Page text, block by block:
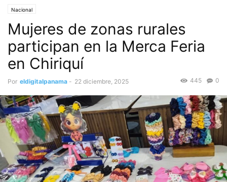
Nacional
Mujeres de zonas rurales
participan en la Merca Feria
en Chiriquí
Por eldigitalpanama - 22 diciembre, 2025 0
445